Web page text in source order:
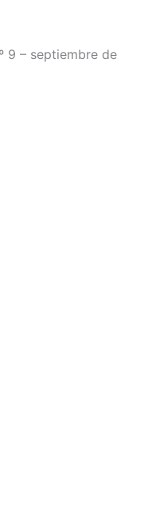
9 – septiembre de